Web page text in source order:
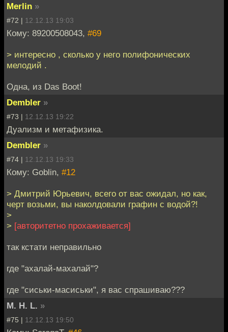
Merlin »
#72 | 12.12.13 19:03
Кому: 89200508043, #69
> интересно , сколько у него полифонических
мелодий .
Одна, из Das Boot!
Dembler »
#73 | 12.12.13 19:22
Дуализм и метафизика.
Dembler »
#74 | 12.12.13 19:33
Кому: Goblin, #12
> Дмитрий Юрьевич, всего от вас ожидал, но как,
черт возьми, вы наколдовали графин с водой?!
>
> [авторитетно прохаживается]
так кстати неправильно
где "ахалай-махалай"?
где "сиськи-масиськи", я вас спрашиваю???
M. H. L. »
#75 | 12.12.13 19:50